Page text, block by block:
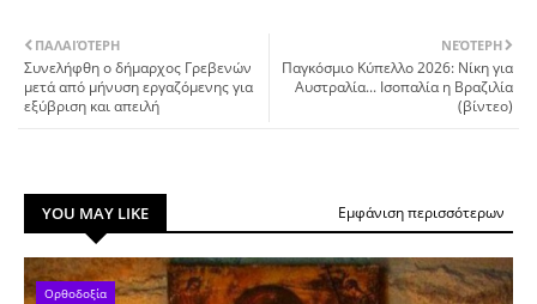
ΝΕΌΤΕΡΗ
Παγκόσμιο Κύπελλο 2026: Νίκη για
Aυστραλία... Ισοπαλία η Βραζιλία
(βίντεο)
ΠΑΛΑΙΌΤΕΡΗ
Συνελήφθη ο δήμαρχος Γρεβενών
μετά από μήνυση εργαζόμενης για
εξύβριση και απειλή
YOU MAY LIKE Εμφάνιση περισσότερων
Ορθοδοξία